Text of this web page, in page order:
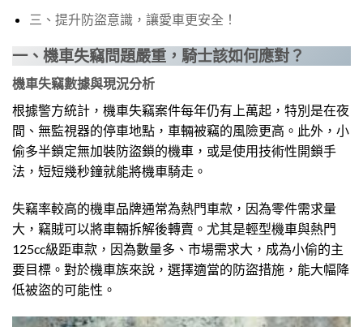
三、提升防盜意識，讓愛車更安全！
一、機車失竊問題嚴重，騎士該如何應對？
機車失竊數據與現況分析
根據警方統計，機車失竊案件每年仍有上萬起，特別是在夜
間、無監視器的停車地點，車輛被竊的風險更高。此外，小
偷多半鎖定無加裝防盜鎖的機車，或是使用技術性開鎖手
法，短短幾秒鐘就能將機車騎走。
失竊率較高的機車品牌通常為熱門車款，因為零件需求量
大，竊賊可以將車輛拆解後轉賣。尤其是輕型機車與熱門
125cc級距車款，因為數量多、市場需求大，成為小偷的主
要目標。對於機車族來說，選擇適當的防盜措施，能大幅降
低被盜的可能性。